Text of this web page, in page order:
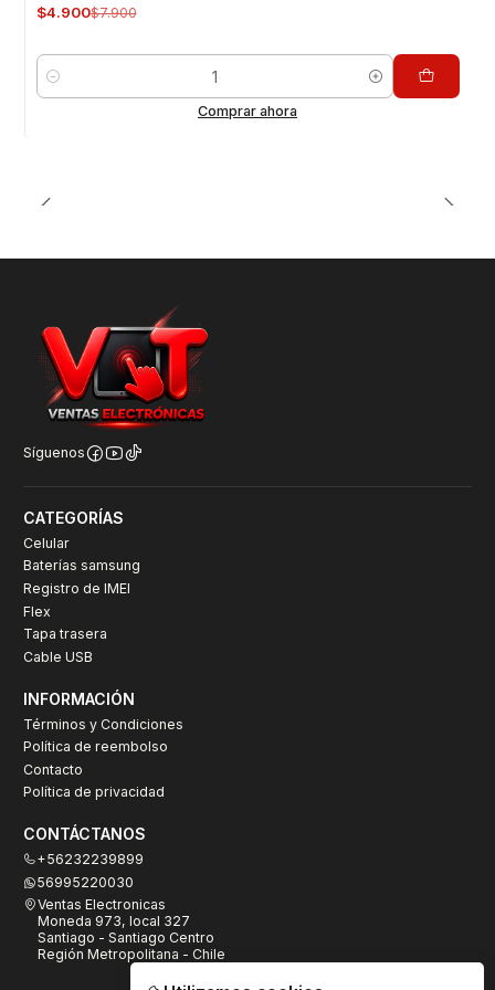
$4.900$7.900
Cantidad
Comprar ahora
Síguenos
CATEGORÍAS
Celular
Baterías samsung
Registro de IMEI
Flex
Tapa trasera
Cable USB
INFORMACIÓN
Términos y Condiciones
Política de reembolso
Contacto
Política de privacidad
CONTÁCTANOS
+56232239899
56995220030
Ventas Electronicas
Moneda 973, local 327
Santiago - Santiago Centro
Región Metropolitana - Chile